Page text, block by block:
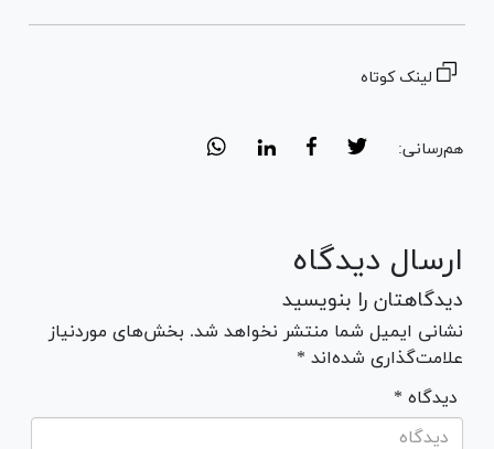
لینک کوتاه
هم‌رسانی:
ارسال دیدگاه
دیدگاهتان را بنویسید
نشانی ایمیل شما منتشر نخواهد شد. بخش‌های موردنیاز
علامت‌گذاری شده‌اند *
* دیدگاه